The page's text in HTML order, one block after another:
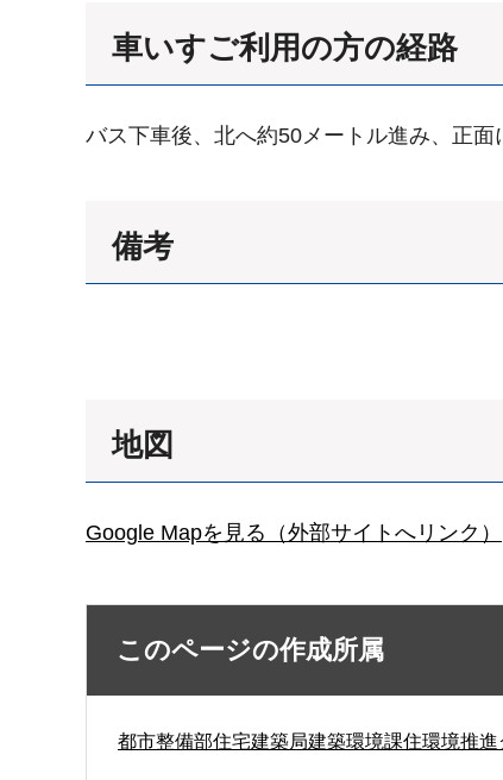
車いすご利用の方の経路
バス下車後、北へ約50メートル進み、正面
備考
地図
Google Mapを見る（外部サイトへリンク）
このページの作成所属
都市整備部住宅建築局建築環境課住環境推進